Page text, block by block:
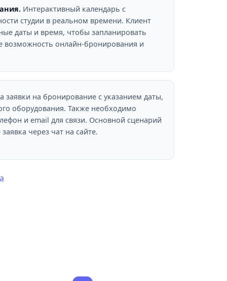
Интерактивный календарь с
студии в реальном времени. Клиент
даты и время, чтобы запланировать
возможность онлайн-бронирования и
на бронирование с указанием даты,
оборудования. Также необходимо
и email для связи. Основной сценарий
через чат на сайте.